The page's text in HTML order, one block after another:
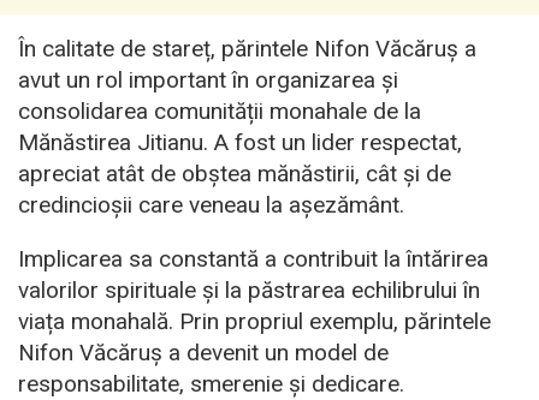
În calitate de stareț, părintele Nifon Văcăruș a
avut un rol important în organizarea și
consolidarea comunității monahale de la
Mănăstirea Jitianu. A fost un lider respectat,
apreciat atât de obștea mănăstirii, cât și de
credincioșii care veneau la așezământ.
Implicarea sa constantă a contribuit la întărirea
valorilor spirituale și la păstrarea echilibrului în
viața monahală. Prin propriul exemplu, părintele
Nifon Văcăruș a devenit un model de
responsabilitate, smerenie și dedicare.